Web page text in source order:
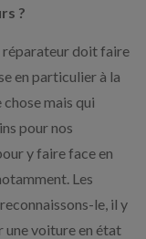
?
réparateur doit faire
en particulier à la
mais qui
pour nos
y faire face en
Les
le, il y
une voiture en état